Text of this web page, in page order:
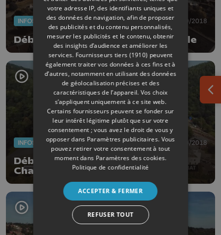
INFOS 09/10/2018
Débat Communales 2018 : Flémalle
INFOS 09/10/2018
Débat Communales 2018 :
Chaudfontaine
votre adresse IP, des identifiants uniques et
des données de navigation, afin de proposer
des publicités et du contenu personnalisés,
mesurer les publicités et le contenu, obtenir
des insights d’audience et améliorer les
services. Fournisseurs tiers (1910) peuvent
également traiter vos données à ces fins et à
d’autres, notamment en utilisant des données
de géolocalisation précises et des
caractéristiques de l’appareil. Vos choix
s’appliquent uniquement à ce site web.
Certains fournisseurs peuvent se fonder sur
leur intérêt légitime plutôt que sur votre
consentement ; vous avez le droit de vous y
opposer dans Paramètres publicitaires. Vous
pouvez retirer votre consentement à tout
moment dans Paramètres des cookies.
Politique de confidentialité
ACCEPTER & FERMER
REFUSER TOUT